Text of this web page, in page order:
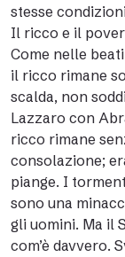
stesse
Il ricco e il
Come nelle
il ricco rimane
scalda, non
Lazzaro con
ricco rimane
consolazione;
piange. I
sono una
gli uomini. Ma il
com’è davvero.